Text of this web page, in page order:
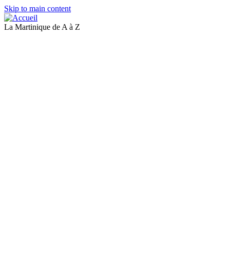
Skip to main content
La Martinique de A à Z